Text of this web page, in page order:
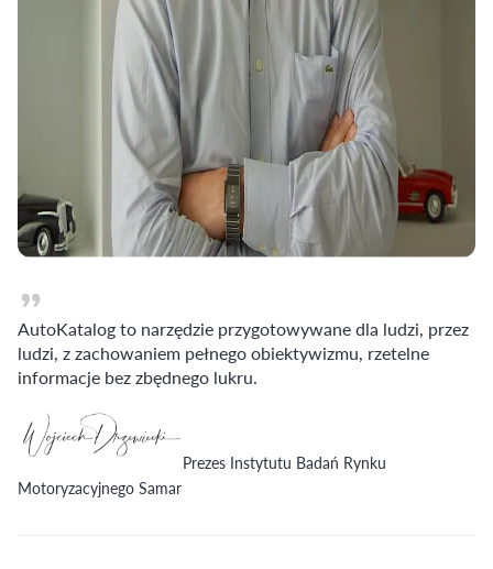
AutoKatalog to narzędzie przygotowywane dla ludzi, przez
ludzi, z zachowaniem pełnego obiektywizmu, rzetelne
informacje bez zbędnego lukru.
Prezes Instytutu Badań Rynku
Motoryzacyjnego Samar